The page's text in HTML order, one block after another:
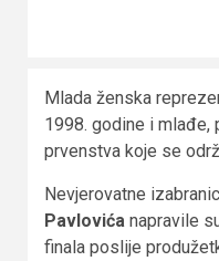
Mlada ženska
1998. godine i mlađe,
prvenstva koje se
Nevjerovatne
Pavlovića napravile
finala poslije